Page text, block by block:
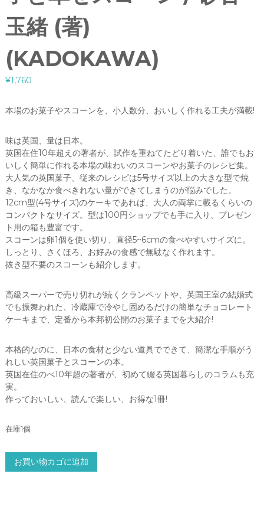
玉緒 (著)
(KADOKAWA)
¥1,760
本場のお菓子やスコーンを、小人数分、おいしく作れる工夫が満載!
味は英国、量は日本。
英国在住10年超えの著者が、試作を重ねてたどり着いた、誰でもお
いしく簡単に作れる本場の味わいのスコーンやお菓子のレシピ集。
大人気の英国菓子、従来のレシピは5号サイズ以上の大きな型で焼
き、なかなか食べきれない量ができてしまうのが悩みでした。
12cm型(4号サイズ)のケーキであれば、大人の両掌に載るくらいの
コンパクトなサイズ。型は100円ショップでも手に入り、プレゼン
ト用の箱も豊富です。
スコーンは卵1個を使い切り、直径5~6cmの食べやすいサイズに。
しっとり、さくほろ、お好みの食感で無駄なく作れます。
抜き型不要のスコーンも紹介します。
高級スーパーで売り切れが続くクランペットや、英国王室の結婚式
でも振舞われた、冷蔵庫で冷やし固めるだけの簡単なチョコレート
ケーキまで、定番から本邦初公開のお菓子までを大紹介!
本格的なのに、日本の食材と少ない道具でできて、簡潔な手順がう
れしい英国菓子とスコーンの本。
英国在住のべ10年超の著者が、初めて綴る英国暮らしのコラムも充
実。
作っておいしい、読んで楽しい、お得な1冊!
在庫1個
べ
お買い物カゴに追加